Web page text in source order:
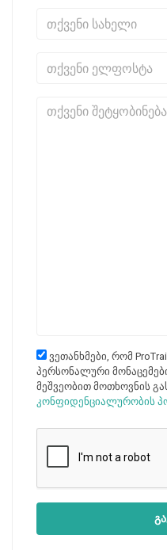
ვეთანხმები, რომ
პერსონალური
მეშვეობით მოთხოვნის
კონფიდენციალურობის